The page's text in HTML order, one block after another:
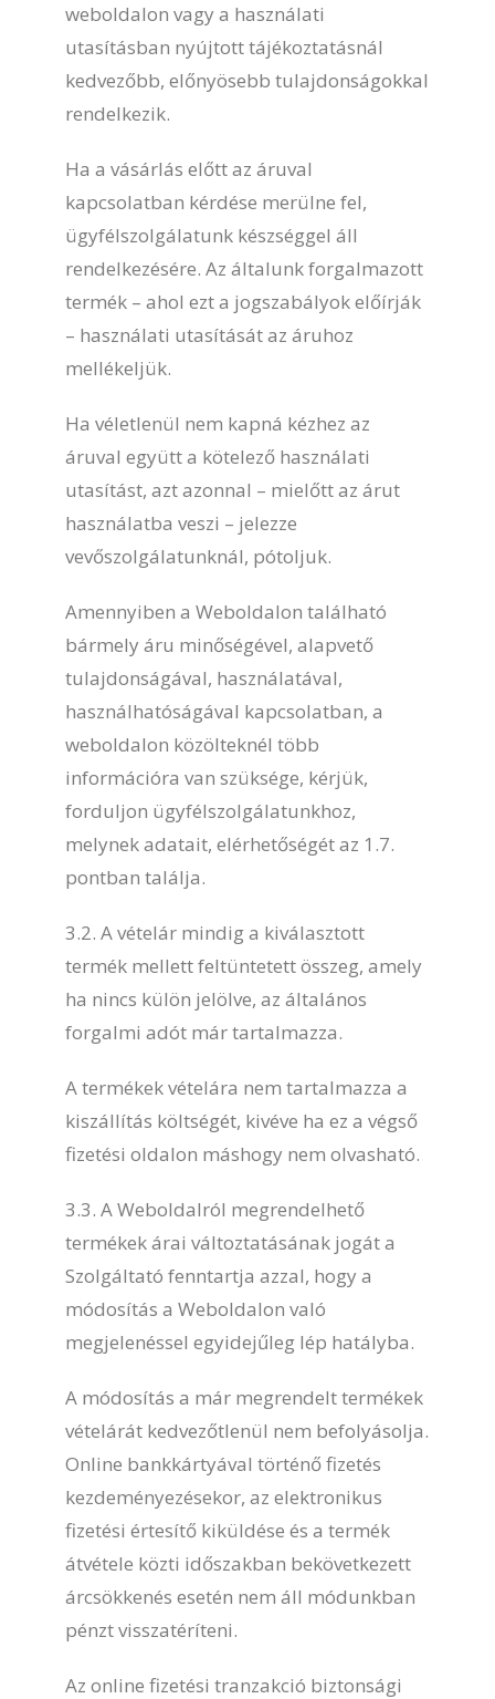
weboldalon vagy a használati
utasításban nyújtott tájékoztatásnál
kedvezőbb, előnyösebb tulajdonságokkal
rendelkezik.
Ha a vásárlás előtt az áruval
kapcsolatban kérdése merülne fel,
ügyfélszolgálatunk készséggel áll
rendelkezésére. Az általunk forgalmazott
termék – ahol ezt a jogszabályok előírják
– használati utasítását az áruhoz
mellékeljük.
Ha véletlenül nem kapná kézhez az
áruval együtt a kötelező használati
utasítást, azt azonnal – mielőtt az árut
használatba veszi – jelezze
vevőszolgálatunknál, pótoljuk.
Amennyiben a Weboldalon található
bármely áru minőségével, alapvető
tulajdonságával, használatával,
használhatóságával kapcsolatban, a
weboldalon közölteknél több
információra van szüksége, kérjük,
forduljon ügyfélszolgálatunkhoz,
melynek adatait, elérhetőségét az 1.7.
pontban találja.
3.2. A vételár mindig a kiválasztott
termék mellett feltüntetett összeg, amely
ha nincs külön jelölve, az általános
forgalmi adót már tartalmazza.
A termékek vételára nem tartalmazza a
kiszállítás költségét, kivéve ha ez a végső
fizetési oldalon máshogy nem olvasható.
3.3. A Weboldalról megrendelhető
termékek árai változtatásának jogát a
Szolgáltató fenntartja azzal, hogy a
módosítás a Weboldalon való
megjelenéssel egyidejűleg lép hatályba.
A módosítás a már megrendelt termékek
vételárát kedvezőtlenül nem befolyásolja.
Online bankkártyával történő fizetés
kezdeményezésekor, az elektronikus
fizetési értesítő kiküldése és a termék
átvétele közti időszakban bekövetkezett
árcsökkenés esetén nem áll módunkban
pénzt visszatéríteni.
Az online fizetési tranzakció biztonsági